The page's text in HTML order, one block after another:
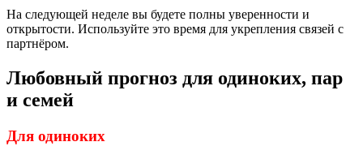
На следующей неделе вы будете полны уверенности и
открытости. Используйте это время для укрепления связей с
партнёром.
Любовный прогноз для одиноких, пар
и семей
Для одиноких